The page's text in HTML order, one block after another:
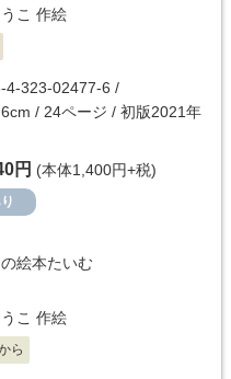
こ 作絵
4-323-02477-6 /
/ 24ページ / 初版2021年
円 (本体1,400円+税)
絵本たいむ
こ 作絵
ら